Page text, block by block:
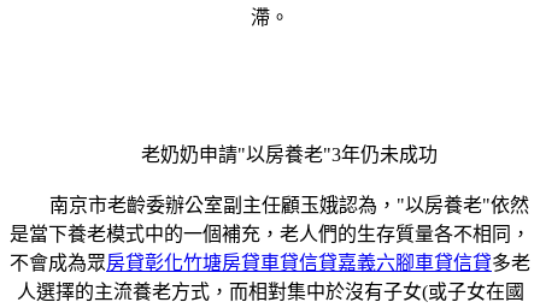
滯。
老奶奶申請"以房養老"3年仍未成功
南京市老齡委辦公室副主任顧玉娥認為，"以房養老"依然
是當下養老模式中的一個補充，老人們的生存質量各不相同，
不會成為眾房貸彰化竹塘房貸車貸信貸嘉義六腳車貸信貸多老
人選擇的主流養老方式，而相對集中於沒有子女(或子女在國